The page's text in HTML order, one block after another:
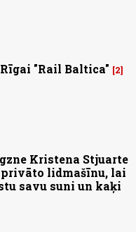
"Rail Baltica" 2
Kristena Stjuarte
privāto lidmašīnu, lai
savu suni un kaķi